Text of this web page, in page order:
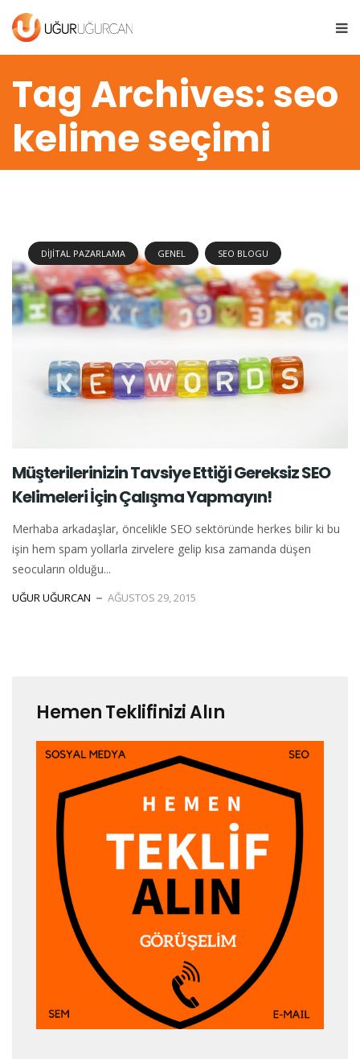
Tag Archives: seo
kelime seçimi
DIJITAL PAZARLAMA GENEL SEO BLOGU
Müşterilerinizin Tavsiye Ettiği Gereksiz SEO
Kelimeleri İçin Çalışma Yapmayın!
Merhaba arkadaşlar, öncelikle SEO sektöründe herkes bilir ki bu
işin hem spam yollarla zirvelere gelip kısa zamanda düşen
seocuların olduğu...
UĞUR UĞURCAN AĞUSTOS 29, 2015
Hemen Teklifinizi Alın